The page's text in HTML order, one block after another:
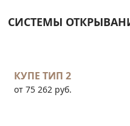
СИСТЕМЫ
КУПЕ ТИП 2
от 75 262 руб.